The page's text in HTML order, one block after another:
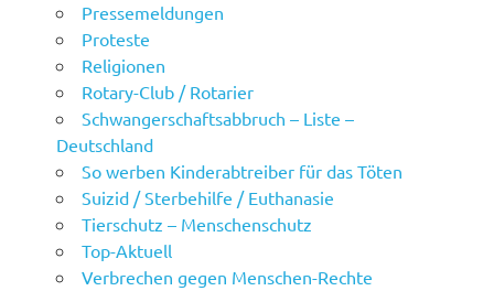
Pressemeldungen
Proteste
Religionen
Rotary-Club / Rotarier
Schwangerschaftsabbruch – Liste –
Deutschland
So werben Kinderabtreiber für das Töten
Suizid / Sterbehilfe / Euthanasie
Tierschutz – Menschenschutz
Top-Aktuell
Verbrechen gegen Menschen-Rechte